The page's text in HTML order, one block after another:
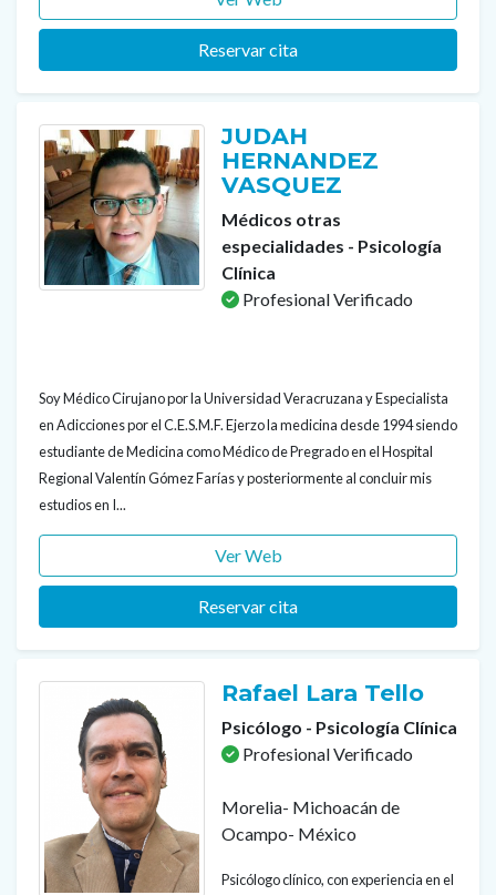
Reservar cita
JUDAH
HERNANDEZ
VASQUEZ
Médicos otras
especialidades - Psicología
Clínica
Profesional Verificado
Soy Médico Cirujano por la Universidad Veracruzana y Especialista
en Adicciones por el C.E.S.M.F. Ejerzo la medicina desde 1994 siendo
estudiante de Medicina como Médico de Pregrado en el Hospital
Regional Valentín Gómez Farías y posteriormente al concluir mis
estudios en I...
Ver Web
Reservar cita
Rafael Lara Tello
Psicólogo - Psicología Clínica
Profesional Verificado
Morelia- Michoacán de
Ocampo- México
Psicólogo clínico, con experiencia en el